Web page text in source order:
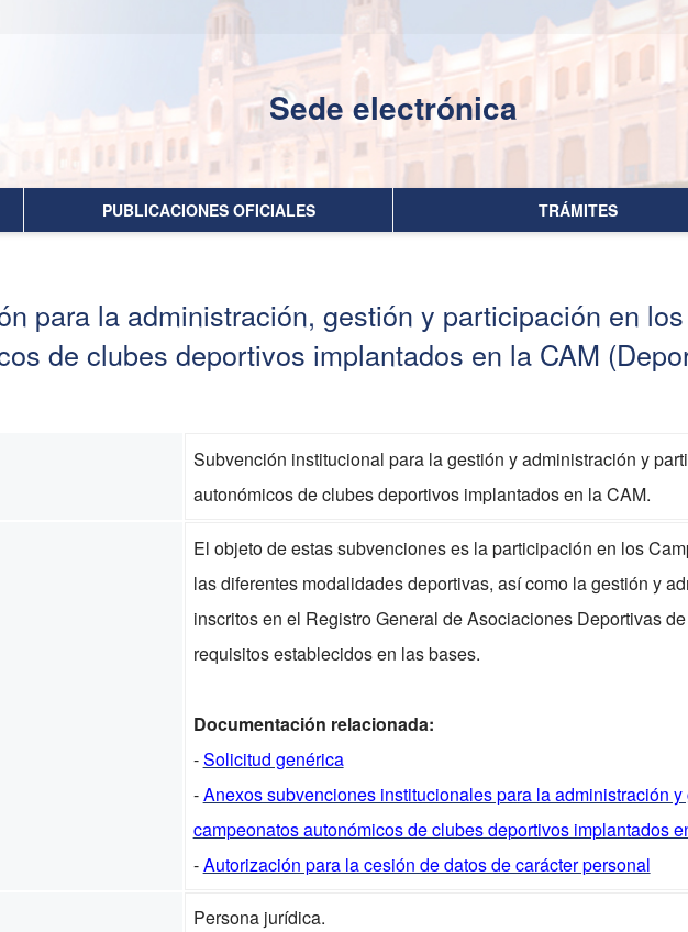
Sede electrónica
No hay subtitulo
PUBLICACIONES OFICIALES TRÁMITES
para la administración, gestión y participación en
de clubes deportivos implantados en la CAM
Subvención institucional para la gestión y administración y
autonómicos de clubes deportivos implantados en la CAM.
El objeto de estas subvenciones es la participación en los
las diferentes modalidades deportivas, así como la gestión y
inscritos en el Registro General de Asociaciones Deportivas
requisitos establecidos en las bases.
Documentación relacionada:
-Solicitud genérica
-Anexos subvenciones institucionales para la administración
campeonatos autonómicos de clubes deportivos implantados
-Autorización para la cesión de datos de carácter personal
Persona jurídica.